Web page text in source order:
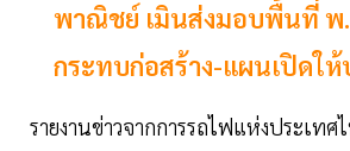
พาณิชย์ เมินส่งมอบพื้นที่ พ
กระทบก่อสร้าง-แผนเปิดให้
รายงานข่าวจากการรถไฟแห่งประเท